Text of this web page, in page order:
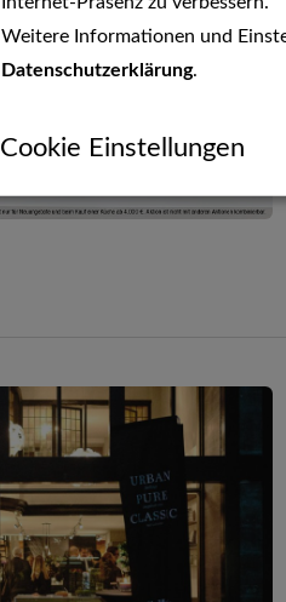
Weitere Informationen und
Datenschutzerklärung.
Cookie Einstellungen